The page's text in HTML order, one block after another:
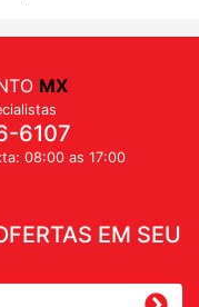
EM SEU
MX
6107
08:00 as 17:00